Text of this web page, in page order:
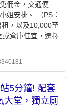
佣金，交通便
姐安排。 （PS：
，以及10,000至
或倉庫佳宜，選擇
5分鐘! 配套
大堂，獨立厠